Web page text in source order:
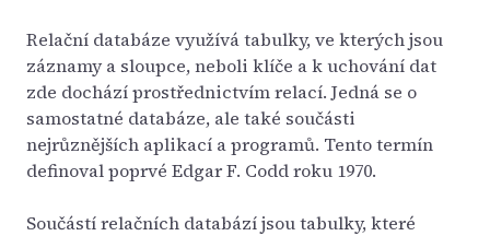
Relační databáze využívá tabulky, ve kterých jsou
záznamy a sloupce, neboli klíče a k uchování dat
zde dochází prostřednictvím relací. Jedná se o
samostatné databáze, ale také součásti
nejrůznějších aplikací a programů. Tento termín
definoval poprvé Edgar F. Codd roku 1970.
Součástí relačních databází jsou tabulky, které